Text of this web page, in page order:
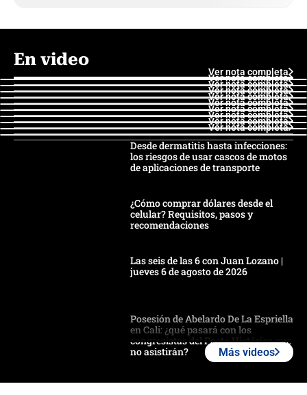
En video
Ver nota completa
Ver nota completa
Ver nota completa
Ver nota completa
Ver nota completa
Ver nota completa
Ver nota completa
Ver nota completa
Ver nota completa
Ver nota completa
Desde dermatitis hasta infecciones:
los riesgos de usar cascos de motos
de aplicaciones de transporte
¿Cómo comprar dólares desde el
celular? Requisitos, pasos y
recomendaciones
Las seis de las 6 con Juan Lozano |
jueves 6 de agosto de 2026
Posesión de Abelardo De La Espriella
en Cali: ¿qué pasará con los
congresistas del Pacto Histórico que
no asistirán?
crece el pulso por la elección del
Más videos